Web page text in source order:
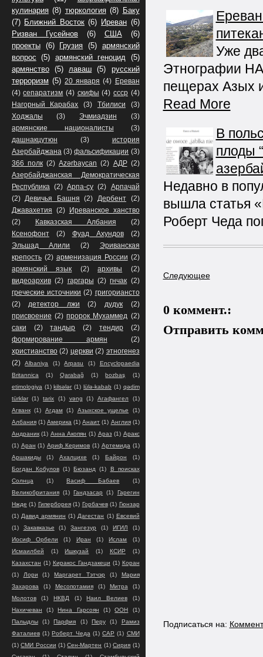
Уже
Этнографии
пещерах Азых
Read More
В
плоды
Недавно в
вышла статья
Роберт Чеда
Следующее
0 коммент.:
Отправить
Подписаться на:
кулинария (8) тюркология (8) Баку
(7) Ближний Восток (6) Иреван (6)
Ризван Гусейнов
(6) США
(6)
проекты
(6) Грузия (5)
армянский
вопрос
(5) армянский геноцид
(5)
армянство
(5) лаваш (5)
русский
терроризм (5) 20 января (4) Ереван
(4) сепаратизм (4) скифы (4) ссср (4)
Нагорный Карабах
(3) Тбилиси
(3)
Ходжалы
(3) Эчмиадзин
(3)
армянские националисты
(3)
дашнакцутюн
(3)
история
Азербайджана (3) фальсификации (3)
366 полк (2) Azərbaycan (2) АДР (2)
Азербайджанская Демократическая
Республика
(2) Арпа-су (2)
Арпачай
(2)
Девичья Башня (2) Дербент
(2)
Джавахетия
(2)
Иреванское ханство
(2)
Кавказская Албания
(2)
Ксенофонт
(2) Фуад Ахундов
(2)
Эльшад Алили
(2)
Эриванская
крепость (2) арменизация России (2)
армянский язык
(2) архивы
(2)
видеоархив (2) гаргары (2) гнчак (2)
греческие источники (2) григориансто
(2)
детектор лжи (2) дудук
(2)
присвоение (2) пророк Мухаммед (2)
саки
(2) тандыр (2) тендир
(2)
формирование армян
(2)
христианство (2) церкви (2) этногенез
(2)
Albaniya (1) Arpasu (1)
Encyclopaedia
Britannica
(1) Qarabağ (1) bozbaş
(1)
etimologiya (1) kilsələr (1) lülə-kabab (1) qədim
türklər
(1) tarix (1) vəng (1) Агафангел
(1)
Агванк (1) Агдам (1) Азыхское ущелье
(1)
Албания (1) Америка (1) Анаит (1) Англия (1)
Андраник (1) Анна Акопян (1) Араз (1) Аракс
(1) Аран (1) Ариф Керимов (1) Артемида (1)
Аршакиды
(1) Ахалцихе (1) Байрон
(1)
Богдан Кобулов (1) Бюзанд (1)
В поисках
Солнца
(1) Васиф Бабаев
(1)
Великобритания (1) Гандзасар (1)
Гарегин
Нжде (1) Гиперборея (1) Горбачев (1) Гюнзар
(1) Давид армянин (1) Дагестан (1) Евсевий
(1)
Закавказье (1) Зангезур (1) ИГИЛ
(1)
Иосиф Орбели
(1) Иран (1) Ислам
(1)
Исмаилбей
(1) Ишкузай (1) КСИР
(1)
Казахстан (1) Киракос Гандзакеци (1) Коран
(1)
Лори (1) Маргарет Тэтчэр (1)
Мария
Захарова
(1) Месопотамия (1) Митра
(1)
Молотов
(1) НКВД (1) Наил Велиев
(1)
Нахичеван
(1) Нина Гарсоян (1) ООН
(1)
Палыдлы
(1) Парфия (1) Перу (1)
Рамиз
Фаталиев (1) Роберт Чеда (1) САР (1) СМИ
(1) СМИ России (1) Сен-Мартен (1) Сирия (1)